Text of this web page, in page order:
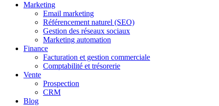
Marketing
Email marketing
Référencement naturel (SEO)
Gestion des réseaux sociaux
Marketing automation
Finance
Facturation et gestion commerciale
Comptabilité et trésorerie
Vente
Prospection
CRM
Blog